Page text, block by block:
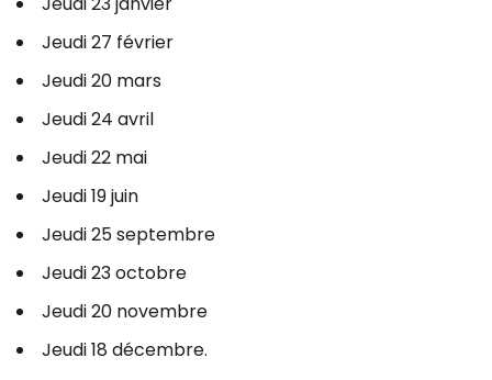
Jeudi 27 février
Jeudi 20 mars
Jeudi 24 avril
Jeudi 22 mai
Jeudi 19 juin
Jeudi 25 septembre
Jeudi 23 octobre
Jeudi 20 novembre
Jeudi 18 décembre.